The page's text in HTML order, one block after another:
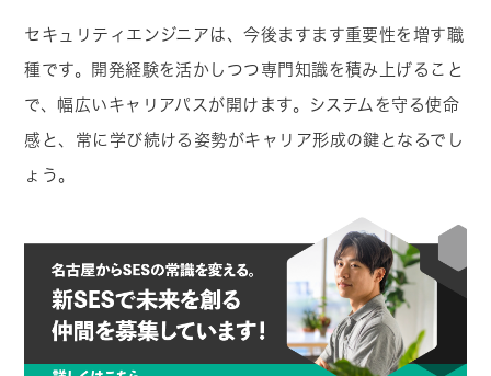
セキュリティエンジニアは、今後ますます重要性を増す職
種です。開発経験を活かしつつ専門知識を積み上げること
で、幅広いキャリアパスが開けます。システムを守る使命
感と、常に学び続ける姿勢がキャリア形成の鍵となるでし
ょう。